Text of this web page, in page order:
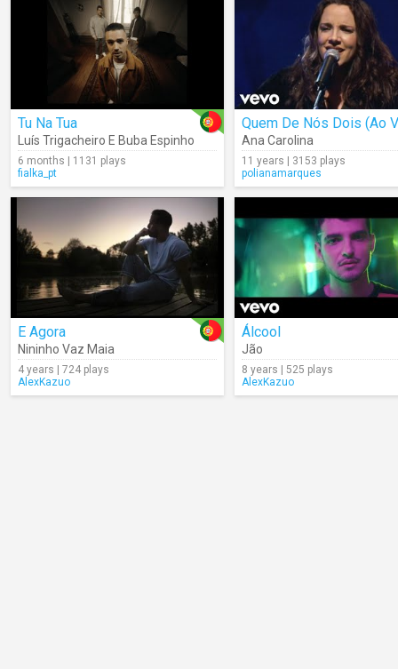
Tu Na Tua
Luís Trigacheiro E Buba Espinho
6 months | 1131 plays
fialka_pt
Quem De Nós Dois (Ao
Ana Carolina
11 years | 3153 plays
polianamarques
E Agora
Nininho Vaz Maia
4 years | 724 plays
AlexKazuo
Álcool
Jão
8 years | 525 plays
AlexKazuo